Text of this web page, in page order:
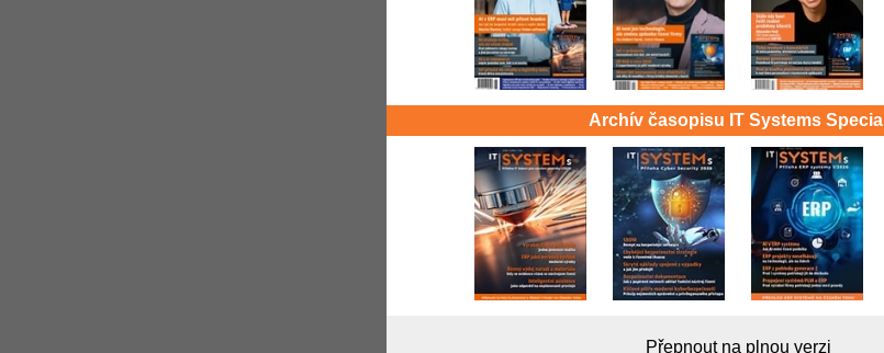
Archív časopisu IT Systems Special
Přepnout na plnou verzi